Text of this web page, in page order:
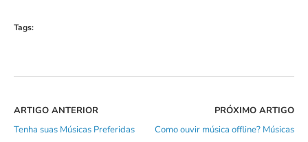
Tags:
ARTIGO ANTERIOR
Tenha suas Músicas Preferidas
PRÓXIMO ARTIGO
Como ouvir música offline? Músicas